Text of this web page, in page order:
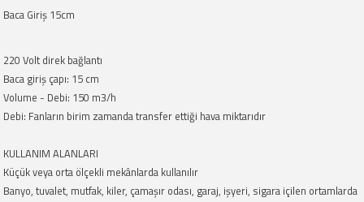
Baca Giriş 15cm
220 Volt direk bağlantı
Baca giriş çapı: 15 cm
Volume - Debi: 150 m3/h
Debi: Fanların birim zamanda transfer ettiği hava miktarıdır
KULLANIM ALANLARI
Küçük veya orta ölçekli mekânlarda kullanılır
Banyo, tuvalet, mutfak, kiler, çamaşır odası, garaj, işyeri, sigara içilen ortamlarda